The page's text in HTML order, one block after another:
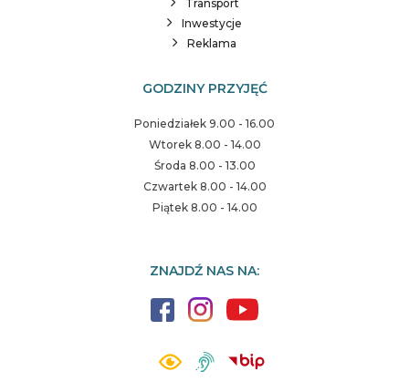
Transport
Inwestycje
Reklama
GODZINY PRZYJĘĆ
Poniedziałek 9.00 - 16.00
Wtorek 8.00 - 14.00
Środa 8.00 - 13.00
Czwartek 8.00 - 14.00
Piątek 8.00 - 14.00
ZNAJDŹ NAS NA: